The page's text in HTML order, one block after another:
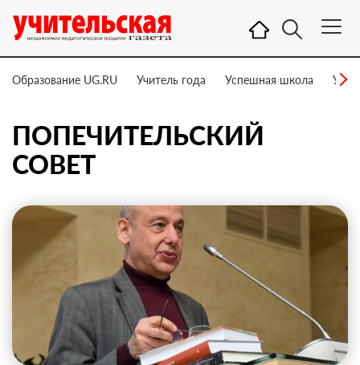
Образование UG.RU Учитель года Успешная школа
ПОПЕЧИТЕЛЬСКИЙ
СОВЕТ